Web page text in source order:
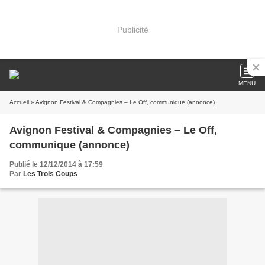
Publicité
MENU
Accueil » Avignon Festival & Compagnies – Le Off, communique (annonce)
Avignon Festival & Compagnies – Le Off,
communique (annonce)
Publié le 12/12/2014 à 17:59
Par Les Trois Coups